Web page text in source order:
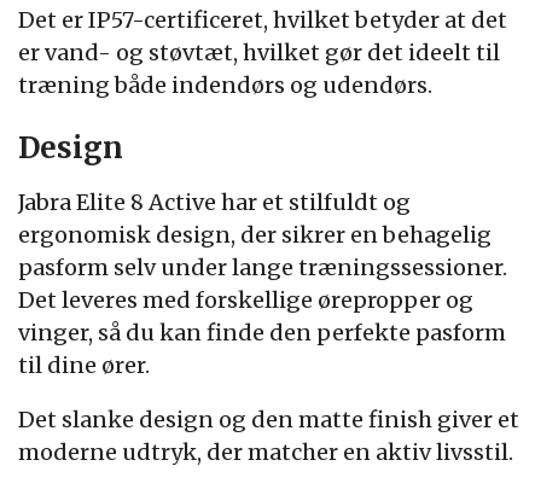
Det er IP57-certificeret, hvilket betyder at det
er vand- og støvtæt, hvilket gør det ideelt til
træning både indendørs og udendørs.
Design
Jabra Elite 8 Active har et stilfuldt og
ergonomisk design, der sikrer en behagelig
pasform selv under lange træningssessioner.
Det leveres med forskellige ørepropper og
vinger, så du kan finde den perfekte pasform
til dine ører.
Det slanke design og den matte finish giver et
moderne udtryk, der matcher en aktiv livsstil.